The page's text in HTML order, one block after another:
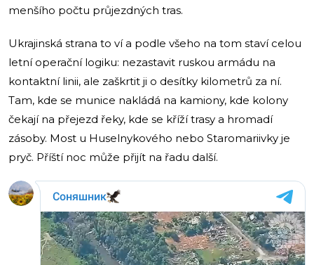
menšího počtu průjezdných tras.
Ukrajinská strana to ví a podle všeho na tom staví celou
letní operační logiku: nezastavit ruskou armádu na
kontaktní linii, ale zaškrtit ji o desítky kilometrů za ní.
Tam, kde se munice nakládá na kamiony, kde kolony
čekají na přejezd řeky, kde se kříží trasy a hromadí
zásoby. Most u Huselnykového nebo Staromariivky je
pryč. Příští noc může přijít na řadu další.